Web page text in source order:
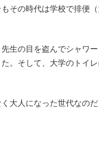
その時代は学校で排便
生の目を盗んでシャワ
。そして、大学のトイ
大人になった世代なのだ